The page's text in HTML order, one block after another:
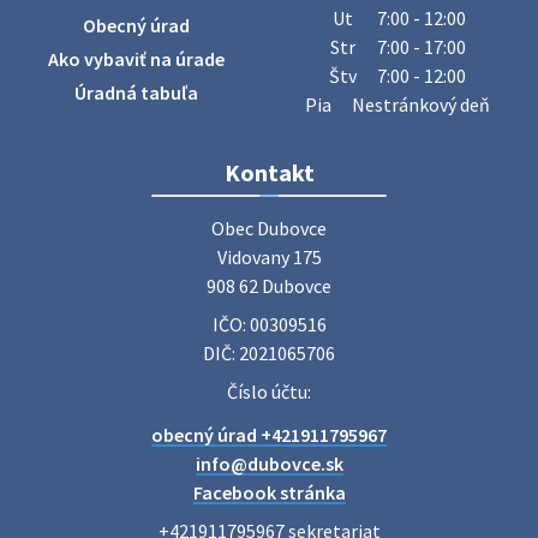
sa v našej obci uskutoční zber železa. Pracovníci Obecného
úradu budú od 8.00 hod. prechádzať obcou a zbierať
železný odpad …
27. júla 2026 06:31
Zájazd do Veľkého Medera
Základná organizácia Únie žien Slovenska Dubovce
srdečne pozýva svoje členky, ich rodinných príslušníkov aj
priateľov na jednodňový zájazd na termálne kúpalisko
Poradne komplexnej pomoci
diskrétne komplexné odborné poradenstvo. Tím
odborníkov Vám pomôžte nájsť riešenie v piatich kľúčových
oblastiach: právo rodina a v…
Obecný úrad
Ako vybaviť na úrade
Úradná tabuľa
Ut
7:00 - 12:00
Str
7:00 - 17:00
Štv
7:00 - 12:00
Pia
Nestránkový deň
Kontakt
Obec Dubovce
Vidovany 175
908 62 Dubovce
IČO: 00309516
DIČ: 2021065706
Číslo účtu:
obecný úrad +421911795967
info@dubovce.sk
Facebook stránka
+421911795967 sekretariat